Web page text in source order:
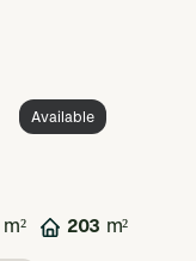
Available
m² 203 m²